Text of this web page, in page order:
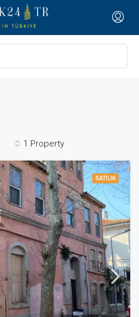
1 Property
SATILIK